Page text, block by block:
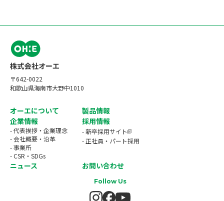
〒642-0022
和歌山県海南市大野中1010
オーエについて
製品情報
企業情報
- 代表挨拶・企業理念
- 会社概要・沿革
- 事業所
- CSR・SDGs
採用情報
- 新卒採用サイト
- 正社員・パート採用
ニュース お問い合わせ
Follow Us